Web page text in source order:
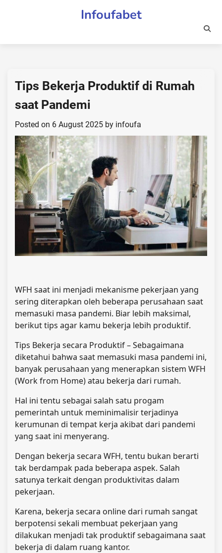
Infoufabet
Tips Bekerja Produktif di Rumah
saat Pandemi
Posted on 6 August 2025 by infoufa
WFH saat ini menjadi mekanisme pekerjaan yang
sering diterapkan oleh beberapa perusahaan saat
memasuki masa pandemi. Biar lebih maksimal,
berikut tips agar kamu bekerja lebih produktif.
Tips Bekerja secara Produktif – Sebagaimana
diketahui bahwa saat memasuki masa pandemi ini,
banyak perusahaan yang menerapkan sistem WFH
(Work from Home) atau bekerja dari rumah.
Hal ini tentu sebagai salah satu progam
pemerintah untuk meminimalisir terjadinya
kerumunan di tempat kerja akibat dari pandemi
yang saat ini menyerang.
Dengan bekerja secara WFH, tentu bukan berarti
tak berdampak pada beberapa aspek. Salah
satunya terkait dengan produktivitas dalam
pekerjaan.
Karena, bekerja secara online dari rumah sangat
berpotensi sekali membuat pekerjaan yang
dilakukan menjadi tak produktif sebagaimana saat
bekerja di dalam ruang kantor.